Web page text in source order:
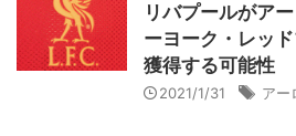
リバプールがア
ーヨーク・レッ
獲得する可能性
2021/1/31 アー